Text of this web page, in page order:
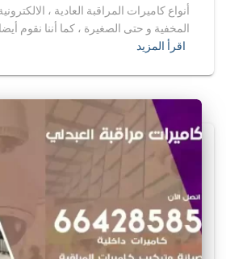
أنواع كاميرات المراقبة العادية ،
المخفية و حتى الصغيرة ، كما أننا نقوم
اقرأ المزيد